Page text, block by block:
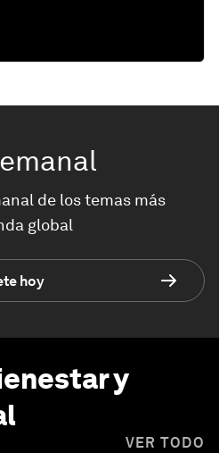
de los temas más
global
hoy
y
VER TODO